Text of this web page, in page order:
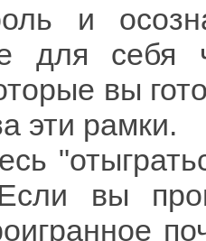
и
для себя
вы
эти рамки.
вы